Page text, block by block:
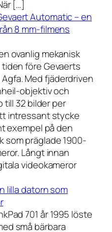
[…]
Automatic – en
8 mm-filmens
ovanlig mekanisk
före Gevaerts
Med fjäderdriven
objektiv och
32 bilder per
intressant stycke
exempel på den
som präglade 1900-
Långt innan
videokameror
lilla datorn som
701 år 1995 löste
små bärbara